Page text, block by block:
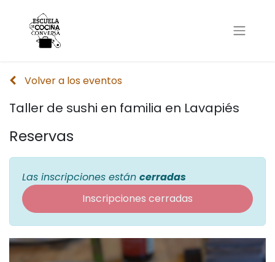
Volver a los eventos
Taller de sushi en familia en Lavapiés
Reservas
Las inscripciones están cerradas
Inscripciones cerradas